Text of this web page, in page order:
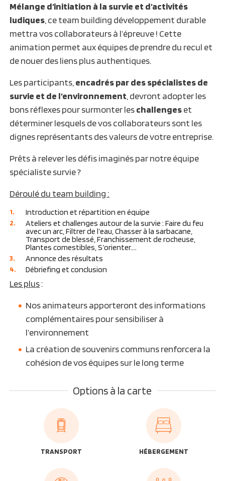
Mélange d’initiation à la survie et d’activités
ludiques, ce team building développement durable
mettra vos collaborateurs à l’épreuve ! Cette
animation permet aux équipes de prendre du recul et
de nouer des liens plus authentiques.
Les participants,encadrés par des spécialistes de
survie et de l’environnement, devront adopter les
bons réflexes pour surmonter leschallengeset
déterminer lesquels de vos collaborateurs sont les
dignes représentants des valeurs de votre entreprise.
Prêts à relever les défis imaginés par notre équipe
spécialiste survie ?
Déroulé du team building :
Introduction et répartition en équipe
Ateliers et challenges autour de la survie : Faire du feu
avec un arc, Filtrer de l’eau, Chasser à la sarbacane,
Transport de blessé, Franchissement de rocheuse,
Plantes comestibles, S’orienter….
Annonce des résultats
Débriefing et conclusion
Les plus:
Nos animateurs apporteront des informations
complémentaires pour sensibiliser à
l’environnement
La création de souvenirs communs renforcera la
cohésion de vos équipes sur le long terme
Options à la carte
TRANSPORT HÉBERGEMENT